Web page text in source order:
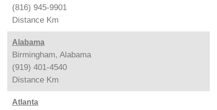
(816) 945-9901
Distance Km
Alabama
Birmingham, Alabama
(919) 401-4540
Distance Km
Atlanta